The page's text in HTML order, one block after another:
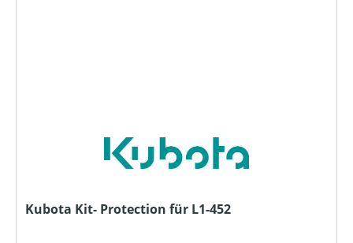
Kubota Kit- Protection für L1-452